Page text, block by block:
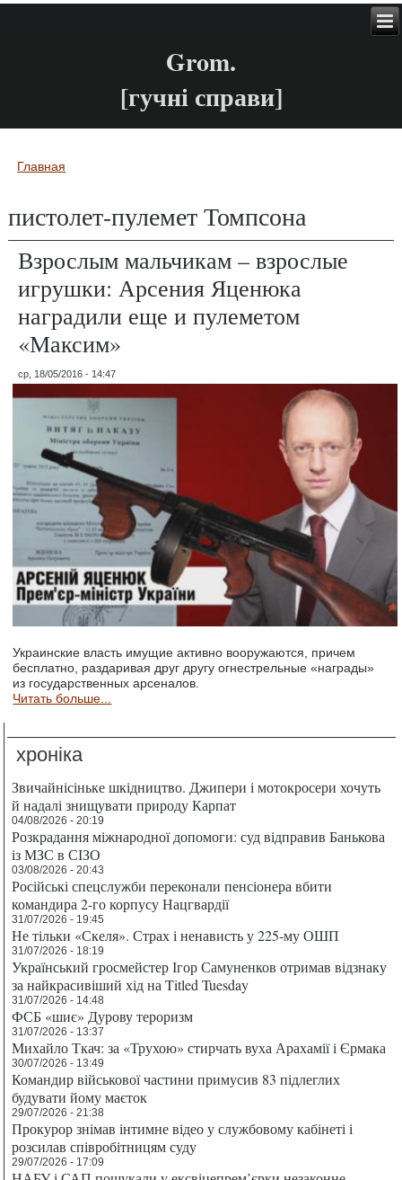
Grom.
[гучні справи]
Вы здесь
Главная
пистолет-пулемет Томпсона
Взрослым мальчикам – взрослые
игрушки: Арсения Яценюка
наградили еще и пулеметом
«Максим»
ср, 18/05/2016 - 14:47
Украинские власть имущие активно вооружаются, причем
бесплатно, раздаривая друг другу огнестрельные «награды»
из государственных арсеналов.
Читать больше...
хроніка
Звичайнісіньке шкідництво. Джипери і мотокросери хочуть
й надалі знищувати природу Карпат
04/08/2026 - 20:19
Розкрадання міжнародної допомоги: суд відправив Банькова
із МЗС в СІЗО
03/08/2026 - 20:43
Російські спецслужби переконали пенсіонера вбити
командира 2-го корпусу Нацгвардії
31/07/2026 - 19:45
Не тільки «Скеля». Страх і ненависть у 225-му ОШП
31/07/2026 - 18:19
Український гросмейстер Ігор Самуненков отримав відзнаку
за найкрасивіший хід на Titled Tuesday
31/07/2026 - 14:48
ФСБ «шиє» Дурову тероризм
31/07/2026 - 13:37
Михайло Ткач: за «Трухою» стирчать вуха Арахамії і Єрмака
30/07/2026 - 13:49
Командир військової частини примусив 83 підлеглих
будувати йому маєток
29/07/2026 - 21:38
Прокурор знімав інтимне відео у службовому кабінеті і
розсилав співробітницям суду
29/07/2026 - 17:09